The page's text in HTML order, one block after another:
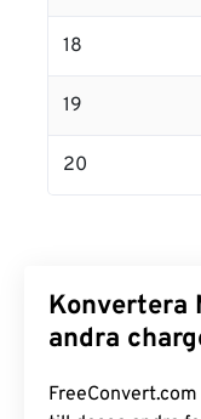
18
19
20
Konvertera
andra